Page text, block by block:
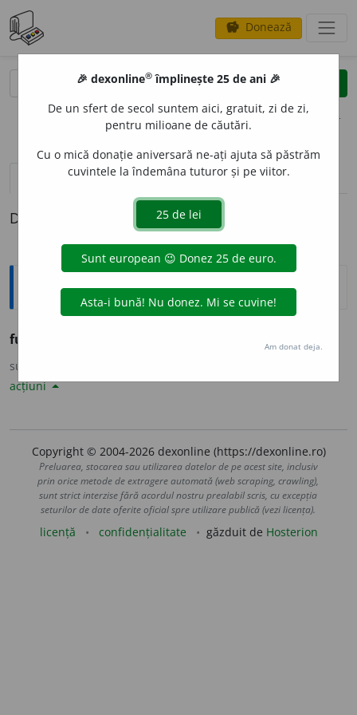
savings Donează
clear
opțiuni
definiții (1)
Definiția cu ID-ul 989834:
Sinonime
fug
sursa:
acțiuni
Copyright © 2004-2026 dexonline (https://dexonline.ro)
Preluarea, stocarea sau utilizarea datelor de pe acest site, inclusiv
prin orice metode de extragere automată (web scraping, crawling),
sunt strict interzise fără acordul nostru prealabil scris, cu excepția
seturilor de date oferite oficial spre utilizare publică (vezi licența).
licență confidențialitate găzduit de Hosterion
🎉 dexonline® împlinește 25 de ani 🎉
De un sfert de secol suntem aici, gratuit, zi de zi,
pentru milioane de căutări.
Cu o mică donație aniversară ne-ați ajuta să păstrăm
cuvintele la îndemâna tuturor și pe viitor.
Am donat deja.